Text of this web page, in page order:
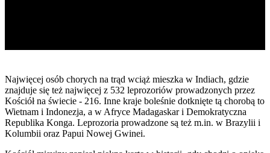
Najwięcej osób chorych na trąd wciąż mieszka w Indiach, gdzie
znajduje się też najwięcej z 532 leprozoriów prowadzonych przez
Kościół na świecie - 216. Inne kraje boleśnie dotknięte tą chorobą to
Wietnam i Indonezja, a w Afryce Madagaskar i Demokratyczna
Republika Konga. Leprozoria prowadzone są też m.in. w Brazylii i
Kolumbii oraz Papui Nowej Gwinei.